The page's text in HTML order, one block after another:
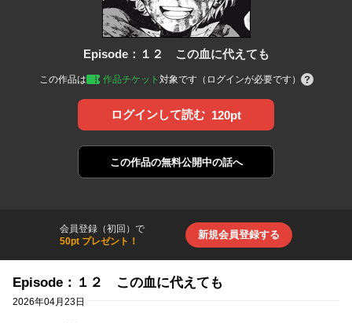
Episode：１２ この血に代えても
この作品は 作品チケット 対象です（ログインが必要です）
ログインして読む 120pt
この作品の無料公開中の話へ
会員登録（初回）で
50pt プレゼント！
新規会員登録する
Episode：１２ この血に代えても
2026年04月23日